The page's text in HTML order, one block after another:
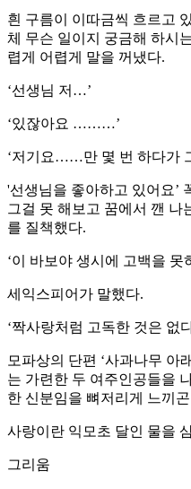
흰 구름이 이따금씩 흐르고
체 무슨 일이지 궁금해 하시
렵게 어렵게 말을 꺼냈다.
‘선생님 저…’
‘있잖아요 ………’
‘저기요……만 몇 번 하다가
'선생님을 좋아하고 있어요’
그걸 못 해보고 꿈에서 깬 나
를 질책했다.
‘이 바보야 생시에 고백을 못
세익스피어가 말했다.
‘짝사랑처럼 고독한 것은 없
모파상의 단편 ‘사과나무 아
는 가련한 두 여주인공들을
한 신분임을 뼈저리게 느끼
사랑이란 익모초 달인 물을
그리움